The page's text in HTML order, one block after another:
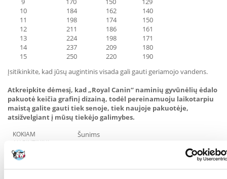
10 184 162 140
11 198 174 150
12 211 186 161
13 224 198 171
14 237 209 180
15 250 220 190
Įsitikinkite, kad jūsų augintinis visada gali gauti geriamojo vandens.
Atkreipkite dėmesį, kad „Royal Canin“ naminių gyvūnėlių ėdalo
pakuotė keičia grafinį dizainą, todėl pereinamuoju laikotarpiu
maistą galite gauti tiek senoje, tiek naujoje pakuotėje,
atsižvelgiant į mūsų tiekėjo galimybes.
KOKIAM
AUGINTINIUI:
Šunims
GAMINTOJAS: